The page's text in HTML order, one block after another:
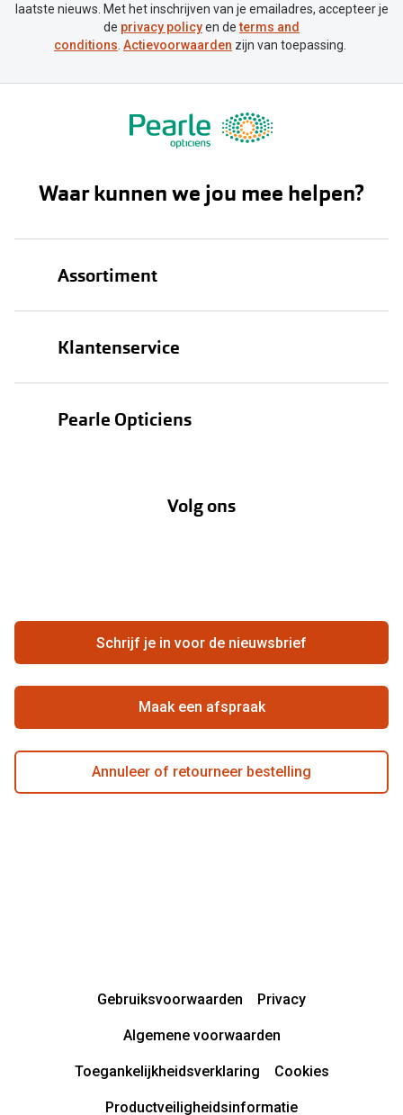
laatste nieuws. Met het inschrijven van je emailadres, accepteer je
de privacy policyen determs and
conditions. Actievoorwaarden zijn van toepassing.
Waar kunnen we jou mee helpen?
Assortiment
Klantenservice
Verzending
Hier de overeenkomst ontbinden
Zorgvergoeding
Pearle Opticiens
Ondernemen bij Pearle
Beste winkelketen
Actievoorwaarden
Volg ons
Schrijf je in voor de nieuwsbrief
Maak een afspraak
Annuleer of retourneer bestelling
Gebruiksvoorwaarden Privacy
Algemene voorwaarden
Toegankelijkheidsverklaring Cookies
Productveiligheidsinformatie